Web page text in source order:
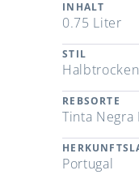
INHALT
0.75 Liter
STIL
Halbtrocken
REBSORTE
Tinta
Portugal